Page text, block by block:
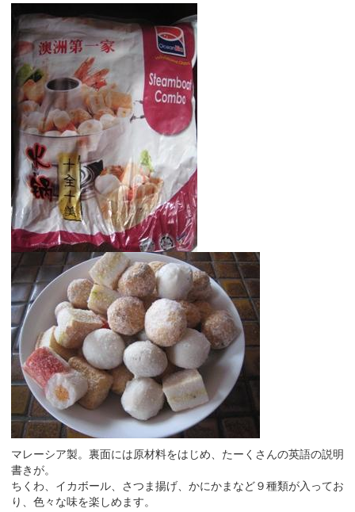
マレーシア製。裏面には原材料をはじめ、たーくさんの英語の説明
書きが。
ちくわ、イカボール、さつま揚げ、かにかまなど９種類が入ってお
り、色々な味を楽しめます。